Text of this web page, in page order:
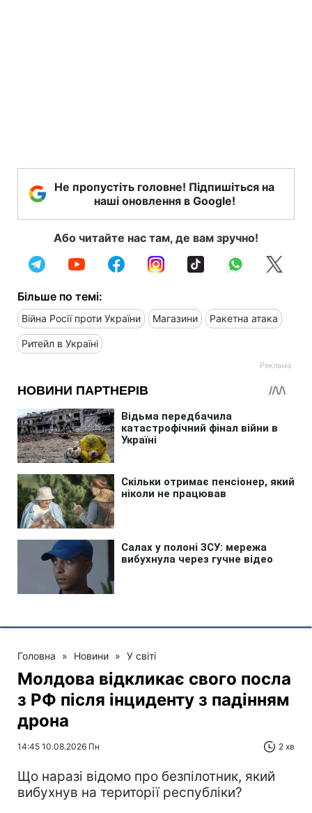
Не пропустіть головне! Підпишіться на
наші оновлення в Google!
Або читайте нас там, де вам зручно!
Більше по темі:
Війна Росії проти України Магазини Ракетна атака
Ритейл в Україні
Головна » Новини » У світі
Молдова відкликає свого посла
з РФ після інциденту з падінням
дрона
14:45 10.08.2026 Пн 2 хв
Що наразі відомо про безпілотник, який
вибухнув на території республіки?